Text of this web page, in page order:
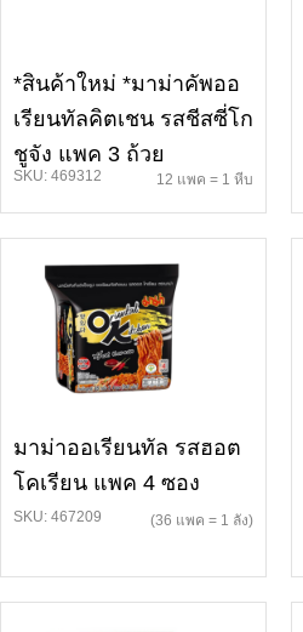
*สินค้าใหม่ *มาม่าคัพออ
เรียนทัลคิตเชน รสชีสซี่โก
ชูจัง แพค 3 ถ้วย
SKU: 469312 12 แพค = 1 หีบ
มาม่าออเรียนทัล รสฮอต
โคเรียน แพค 4 ซอง
SKU: 467209 (36 แพค = 1 ลัง)